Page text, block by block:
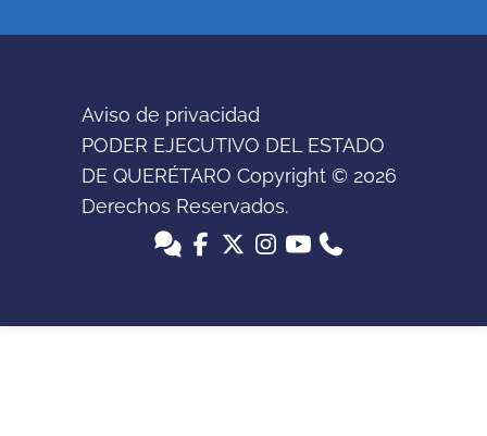
Aviso de privacidad
PODER EJECUTIVO DEL ESTADO
DE QUERÉTARO Copyright © 2026
Derechos Reservados.